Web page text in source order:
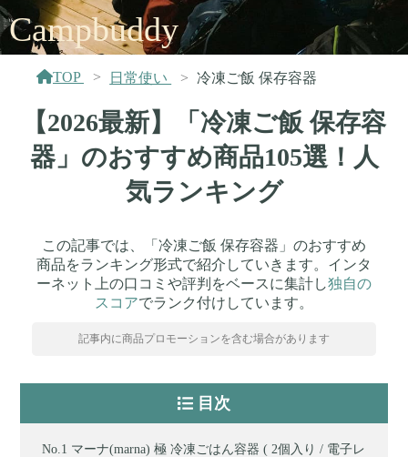
Campbuddy
TOP 日常使い 冷凍ご飯 保存容器
【2026最新】「冷凍ご飯 保存容
器」のおすすめ商品105選！人
気ランキング
この記事では、「冷凍ご飯 保存容器」のおすすめ
商品をランキング形式で紹介していきます。インタ
ーネット上の口コミや評判をベースに集計し独自の
スコアでランク付けしています。
記事内に商品プロモーションを含む場合があります
目次
マーナ(marna) 極 冷凍ごはん容器 ( 2個入り / 電子レ